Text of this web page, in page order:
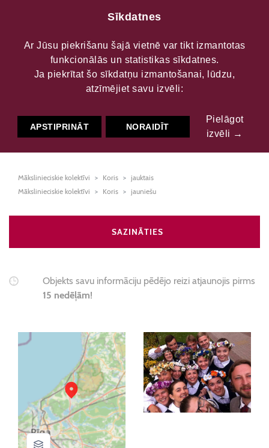
Ādažu novada kultūras
centra jauktais koris
MUNDUS
Mākslinieciskie kolektīvi Koris
jauktais
Mākslinieciskie kolektīvi
Koris jauniešu
SAZINĀTIES
Objekts savu informāciju pēdējo reizi atjaunojis pirms
15 nedēļām!
Sīkdatnes
Ar Jūsu piekrišanu šajā vietnē var tikt izmantotas
funkcionālās un statistikas sīkdatnes.
Ja piekrītat šo sīkdatņu izmantošanai, lūdzu,
atzīmējiet savu izvēli:
APSTIPRINĀT NORAIDĪT
Pielāgot
izvēli →